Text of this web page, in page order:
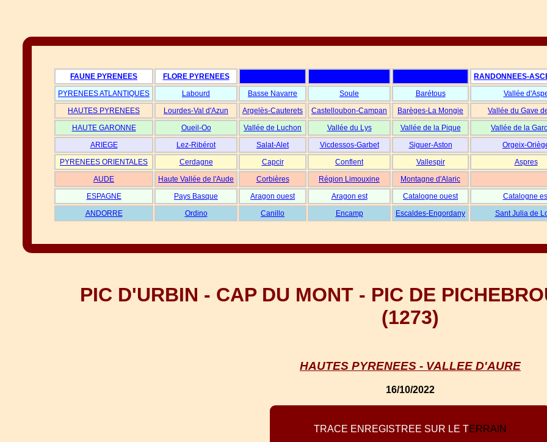
FAUNE PYRENEES FLORE PYRENEES
RANDONNEES-
PYRENEES ATLANTIQUES
Labourd Basse Navarre Soule Barétous
Vallée
HAUTES PYRENEES
Lourdes-Val d'Azun Argelès-Cauterets Castelloubon-Campan Barèges-La Mongie
Vallée du Gave
HAUTE GARONNE
Oueil-Oo Vallée de Luchon Vallée du Lys Vallée de la Pique
Vallée de la
ARIEGE
Lez-Ribérot Salat-Alet Vicdessos-Garbet Siguer-Aston
Orgeix-
PYRENEES ORIENTALES
Cerdagne Capcir Conflent Vallespir
Aspres
AUDE
Haute Vallée de l'Aude Corbières Région Limouxine
Montagne d'Alaric
ESPAGNE
Pays Basque Aragon ouest Aragon est Catalogne ouest
Catalogne
ANDORRE
Ordino Canillo Encamp Escaldes-Engordany Sant Julia de
PIC D'URBIN - CAP DU MONT - PIC DE
(1273)
HAUTES PYRENEES - VALLEE D'AURE
16/10/2022
TRACE EN REG STREE SUR LE TERRA N